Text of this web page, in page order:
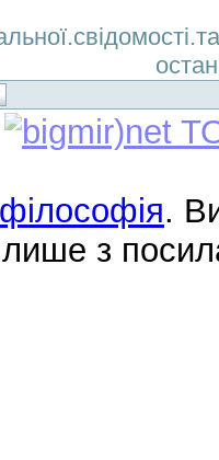
.
лише з